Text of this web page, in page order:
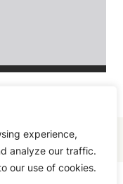
experience,
analyze our traffic.
our use of cookies.